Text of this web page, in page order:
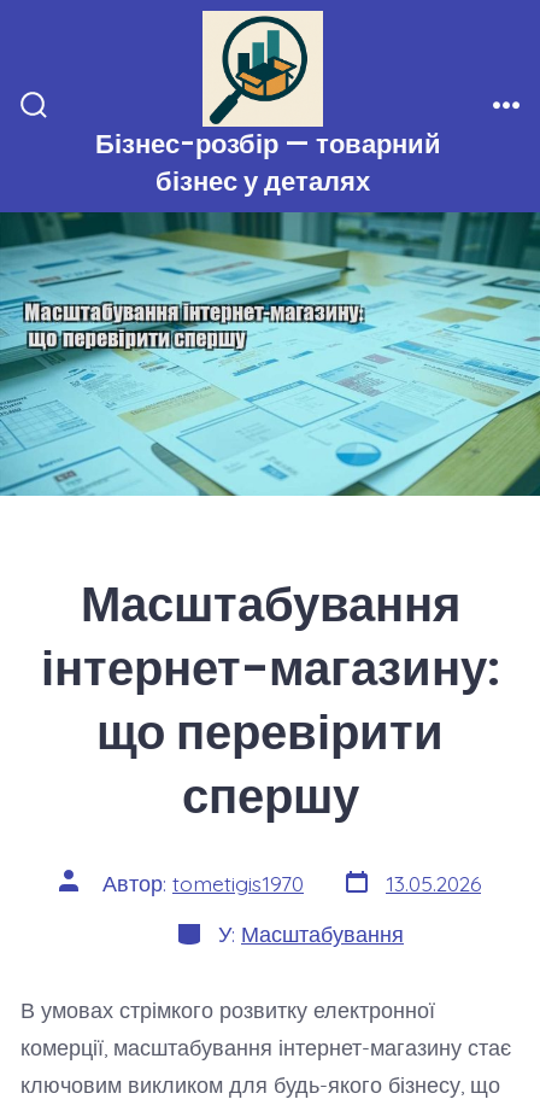
вмісту
Перемикач
пошукуБізнес-розбір — товарний
бізнес у деталях
Масштабування
інтернет-магазину:
що перевірити
спершу
Автор
запису
Автор: tometigis1970 Дата
запису
13.05.2026
Категорії
У: Масштабування
В умовах стрімкого розвитку електронної
комерції, масштабування інтернет-магазину стає
ключовим викликом для будь-якого бізнесу, що